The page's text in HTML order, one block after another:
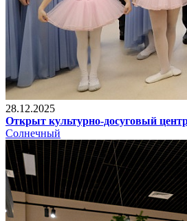
28.12.2025
Открыт культурно-досуговый
Солнечный